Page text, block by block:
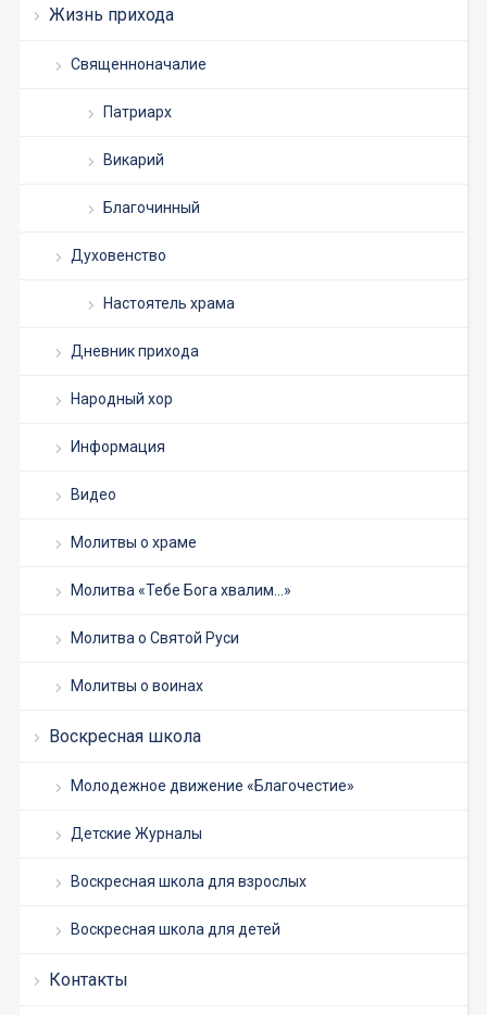
Жизнь прихода
Священноначалие
Патриарх
Викарий
Благочинный
Духовенство
Настоятель храма
Дневник прихода
Народный хор
Информация
Видео
Молитвы о храме
Молитва «Тебе Бога хвалим…»
Молитва о Святой Руси
Молитвы о воинах
Воскресная школа
Молодежное движение «Благочестие»
Детские Журналы
Воскресная школа для взрослых
Воскресная школа для детей
Контакты